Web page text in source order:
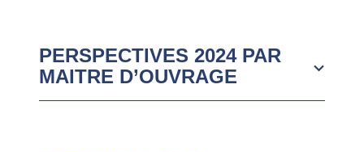
PERSPECTIVES 2024 PAR
MAITRE D’OUVRAGE